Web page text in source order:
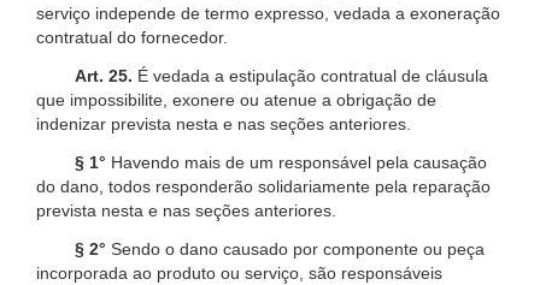
serviço independe de termo expresso, vedada a exoneração
contratual do fornecedor.
Art. 25. É vedada a estipulação contratual de cláusula
que impossibilite, exonere ou atenue a obrigação de
indenizar prevista nesta e nas seções anteriores.
§ 1° Havendo mais de um responsável pela causação
do dano, todos responderão solidariamente pela reparação
prevista nesta e nas seções anteriores.
§ 2° Sendo o dano causado por componente ou peça
incorporada ao produto ou serviço, são responsáveis